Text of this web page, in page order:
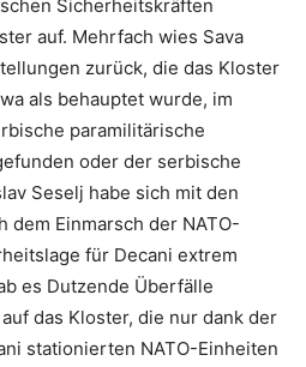
Sicherheitskräften
auf. Mehrfach wies Sava
zurück, die das Kloster
als behauptet wurde, im
paramilitärische
oder der serbische
Seselj habe sich mit den
dem Einmarsch der NATO-
für Decani extrem
es Dutzende Überfälle
das Kloster, die nur dank der
stationierten NATO-Einheiten